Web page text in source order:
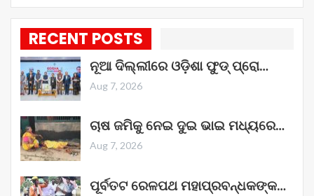
RECENT POSTS
ନୂଆ ଦିଲ୍ଲୀରେ ଓଡ଼ିଶା ଫୁଡ୍ ପ୍ରୋ…
Aug 7, 2026
ଚାଷ ଜମିକୁ ନେଇ ଦୁଇ ଭାଇ ମଧ୍ୟରେ…
Aug 7, 2026
ପୂର୍ବତଟ ରେଳପଥ ମହାପ୍ରବନ୍ଧକଙ୍କ…